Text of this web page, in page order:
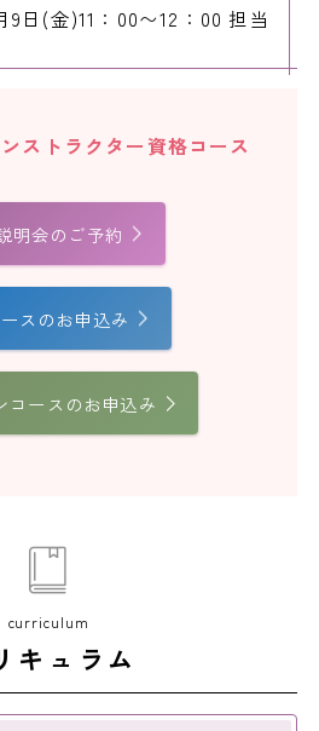
9日(金)11：00〜12：00 担当
ストラクター資格コース
明会のご予約
スのお申込み
コースのお申込み
curriculum
キュラム